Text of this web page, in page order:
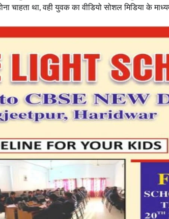
चाहता था, वही युवक का वीडियो सोशल मिडिया के